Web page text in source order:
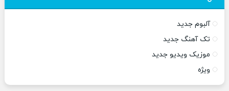
آلبوم جدید
تک آهنگ جدید
موزیک ویدیو جدید
ویژه